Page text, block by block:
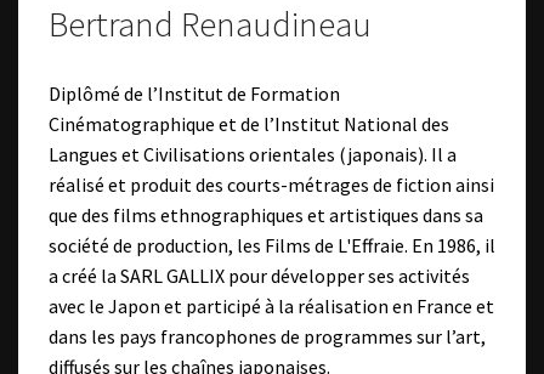
Bertrand Renaudineau
Diplômé de l’Institut de Formation
Cinématographique et de l’Institut National des
Langues et Civilisations orientales (japonais). Il a
réalisé et produit des courts-métrages de fiction ainsi
que des films ethnographiques et artistiques dans sa
société de production, les Films de L'Effraie. En 1986, il
a créé la SARL GALLIX pour développer ses activités
avec le Japon et participé à la réalisation en France et
dans les pays francophones de programmes sur l’art,
diffusés sur les chaînes japonaises.